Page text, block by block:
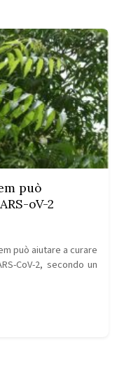
può
oV-2
può aiutare a curare
CoV-2, secondo un